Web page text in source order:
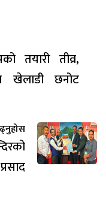
तयारी तीव्र,
खेलाडी छनोट